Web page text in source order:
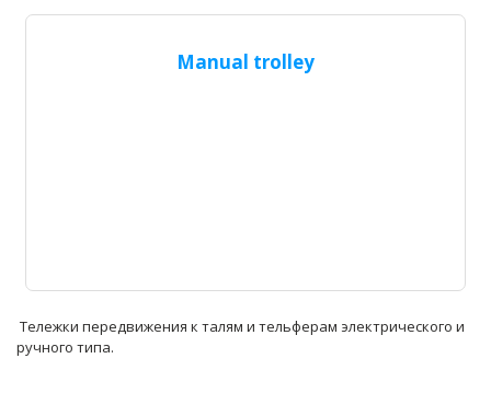
Manual trolley
Тележки передвижения к талям и тельферам электрического и
ручного типа.